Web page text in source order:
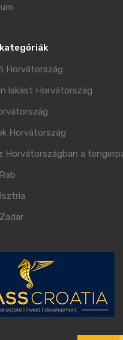
Horvátország
lakást Horvátország
Horvátország
Horvátországban a